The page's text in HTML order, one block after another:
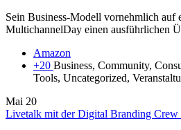
Sein Business-Modell vornehmlich auf
MultichannelDay einen ausführlichen
Amazon
+20 Business, Community,
Tools, Uncategorized,
Mai 20
Livetalk mit der Digital Branding